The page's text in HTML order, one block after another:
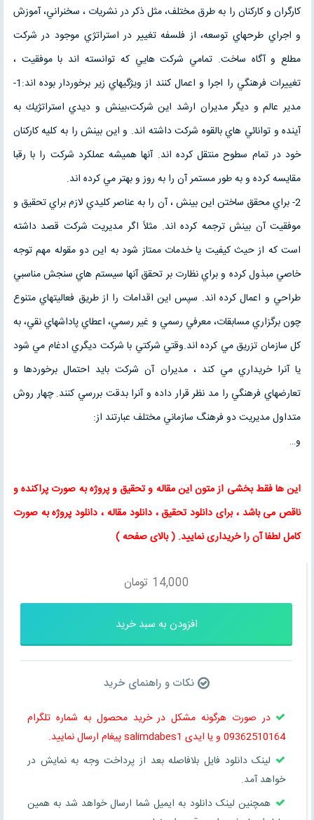
كارگران و كاركنان را به طرق مختلف، مثل ذكر در نشريات ، سخنراني، آموزش
و اجراي طرحهاي توسعه، از فلسفه تغيير در استراتژي موجود در شركت
مطلع و آگاه ساخت. تمامي شركت هايي كه توانسته اند با موفقيت ،
تغييرات فرهنگي را اجرا و اعمال كنند از ويژگيهاي زير برخوردار بوده اند:1-
مدير عالم و ديگر مديران ارشد اين شركت،بينش و ديدي استراتژيك به
آينده و توانائي هاي بالقوه شركت داشته اند. و اين بينش را به كليه كاركنان
خود در تمام سطوح منتقل كرده اند. آنها هميشه عملكرد شركت را با رقبا
مقايسه كرده و به طور مستمر آن را به روز و بهتر مي كرده اند.
2- براي محقق ساختن اين بينش ، آن را به عناصر كليدي لازم براي تحقيق و
موفقيت آن بينش ترجمه كرده اند. مثلاً اگر مديريت شركت قصد داشته
است كه از حيث كيفيت يا خدمات ممتاز شود به اين دو مقوله مهم توجه
خاصي مبذول كرده و براي نظارت بر تحقق آنها سيستم هاي سنجش مناسبي
طراحي و اعمال كرده اند. سپس اين اقدامات را از طريق فعاليتهاي متنوع
چون برگزاري مسابقات، معرفي رسمي و غير رسمي، اعطاي پاداشهاي نقي، به
كل سازمان تزريق مي كرده اند.وقتي شركتي با شركت ديگري ادغام مي شود
يا آنرا خريداري مي كند ، مديران آن شركت بايد احتمال برخوردها و
تعارضهاي فرهنگي را مد نظر قرار داده و آنرا بدقت بررسي كنند. چهار روش
متداول مديريت دو فرهنگ سازماني مختلف عبارتند از:
و…
این ها فقط بخشی از متون اینمقاله وتحقیق و پروژه به صورت پراکنده و
ناقص می باشد ، برای دانلود تحقیق ،دانلود مقاله ، دانلود پروژه به صورت
کامل لطفا آن را خریداری نمایید. (بالای صفحه)
14,000 تومان
افزودن به سبد خرید
نکات و راهنمای خرید
در صورت هرگونه مشکل در خرید محصول به شماره تلگرام
09362510164 و یا ایدی salimdabes1 پیغام ارسال نمایید.
لینک دانلود فایل بلافاصله بعد از پرداخت وجه به نمایش در
خواهد آمد.
همچنین لینک دانلود به ایمیل شما ارسال خواهد شد به همین